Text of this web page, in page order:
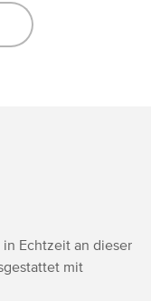
Echtzeit an dieser
mit